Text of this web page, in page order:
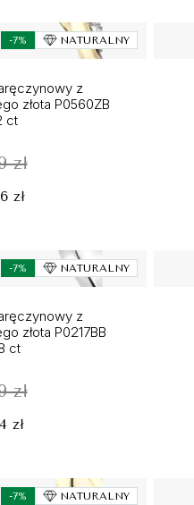
-7% NATURALNY
z
złota P0560ZB
ct
zł
zł
-7% NATURALNY
z
złota P0217BB
ct
zł
zł
-7% NATURALNY